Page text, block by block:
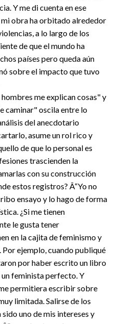
Y me di cuenta en ese
obra ha orbitado alrededor
a lo largo de los
de que el mundo ha
países pero queda aún
sobre el impacto que tuvo
me explican cosas" y
caminar" oscila entre lo
del anecdotario
asume un rol rico y
de que lo personal es
trascienden la
con su construcción
estos registros? Â“Yo no
ensayo y lo hago de forma
¿Si me tienen
le gusta tener
en la cajita de feminismo y
ejemplo, cuando publiqué
por haber escrito un libro
feminista perfecto. Y
permitiera escribir sobre
limitada. Salirse de los
uno de mis intereses y